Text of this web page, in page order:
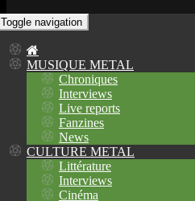
Toggle navigation
MUSIQUE METAL
Chroniques
Interviews
Live reports
Fanzines
News
CULTURE METAL
Littérature
Interviews
Cinéma